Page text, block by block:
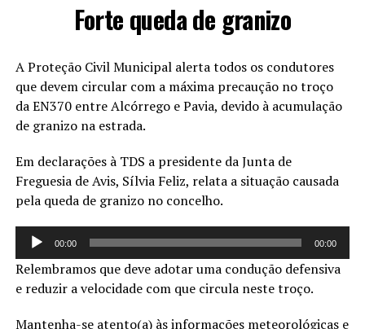
Forte queda de granizo
A Proteção Civil Municipal alerta todos os condutores
que devem circular com a máxima precaução no troço
da EN370 entre Alcórrego e Pavia, devido à acumulação
de granizo na estrada.
Em declarações à TDS a presidente da Junta de
Freguesia de Avis, Sílvia Feliz, relata a situação causada
pela queda de granizo no concelho.
Reprodutor
áudio
00:00 00:00
Relembramos que deve adotar uma condução defensiva
e reduzir a velocidade com que circula neste troço.
Mantenha-se atento(a) às informações meteorológicas e